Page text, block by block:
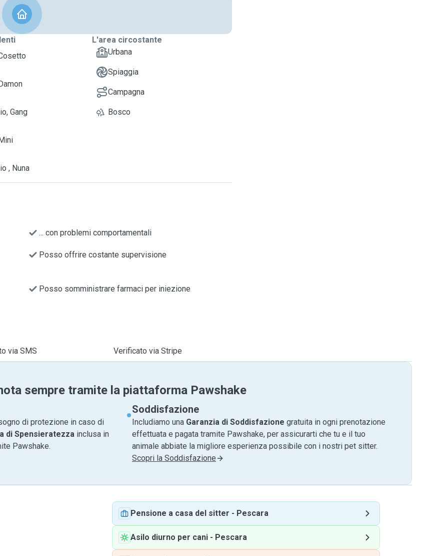
Gang
, Nuna
L'area circostante
Urbana
Spiaggia
Campagna
Bosco
... con problemi comportamentali
Posso offrire costante supervisione
Posso somministrare farmaci per iniezione
via SMS Verificato via Stripe
sempre tramite la piattaforma Pawshake
di protezione in caso di
di Spensieratezza inclusa in
Pawshake.
Soddisfazione
Includiamo una Garanzia di Soddisfazione gratuita in ogni prenotazione
effettuata e pagata tramite Pawshake, per assicurarti che tu e il tuo
animale abbiate la migliore esperienza possibile con i nostri pet sitter.
Scopri la Soddisfazione
Pensione a casa del sitter - Pescara
Asilo diurno per cani - Pescara